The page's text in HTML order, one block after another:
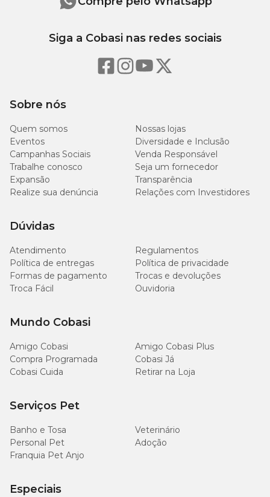
Sobre nós
Quem somos
Nossas lojas
Eventos
Diversidade e Inclusão
Campanhas Sociais
Venda Responsável
Trabalhe conosco
Seja um fornecedor
Expansão
Transparência
Realize sua denúncia
Relações com Investidores
Dúvidas
Atendimento
Regulamentos
Política de entregas
Política de privacidade
Formas de pagamento
Trocas e devoluções
Troca Fácil
Ouvidoria
Mundo Cobasi
Amigo Cobasi
Amigo Cobasi Plus
Compra Programada
Cobasi Já
Cobasi Cuida
Retirar na Loja
Serviços Pet
Banho e Tosa
Veterinário
Personal Pet
Adoção
Franquia Pet Anjo
Especiais
Siga a Cobasi nas redes sociais